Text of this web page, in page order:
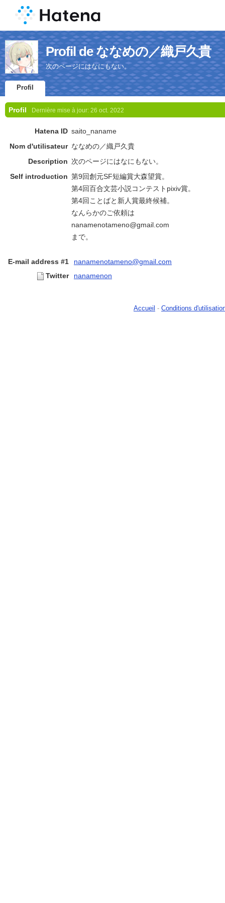
Profil de ななめの／織戸久貴
次のページにはなにもない。
Profil
Profil Dernière mise à jour: 26 oct. 2022
Hatena ID saito_naname
Nom d'utilisateur ななめの／織戸久貴
Description 次のページにはなにもない。
Self introduction 第9回創元SF短編賞大森望賞。
第4回百合文芸小説コンテストpixiv賞。
第4回ことばと新人賞最終候補。
なんらかのご依頼は
nanamenotameno@gmail.com
まで。
E-mail address #1
nanamenotameno@gmail.com
Twitter
nanamenon
Accueil - Conditions